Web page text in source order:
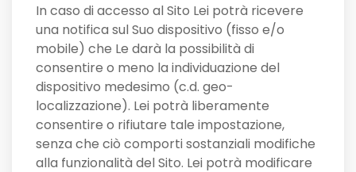
In caso di accesso al Sito Lei potrà ricevere
una notifica sul Suo dispositivo (fisso e/o
mobile) che Le darà la possibilità di
consentire o meno la individuazione del
dispositivo medesimo (c.d. geo-
localizzazione). Lei potrà liberamente
consentire o rifiutare tale impostazione,
senza che ciò comporti sostanziali modifiche
alla funzionalità del Sito. Lei potrà modificare